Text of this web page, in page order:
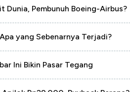
Dunia, Pembunuh Boeing-Airbus?
yang Sebenarnya Terjadi?
Ini Bikin Pasar Tegang